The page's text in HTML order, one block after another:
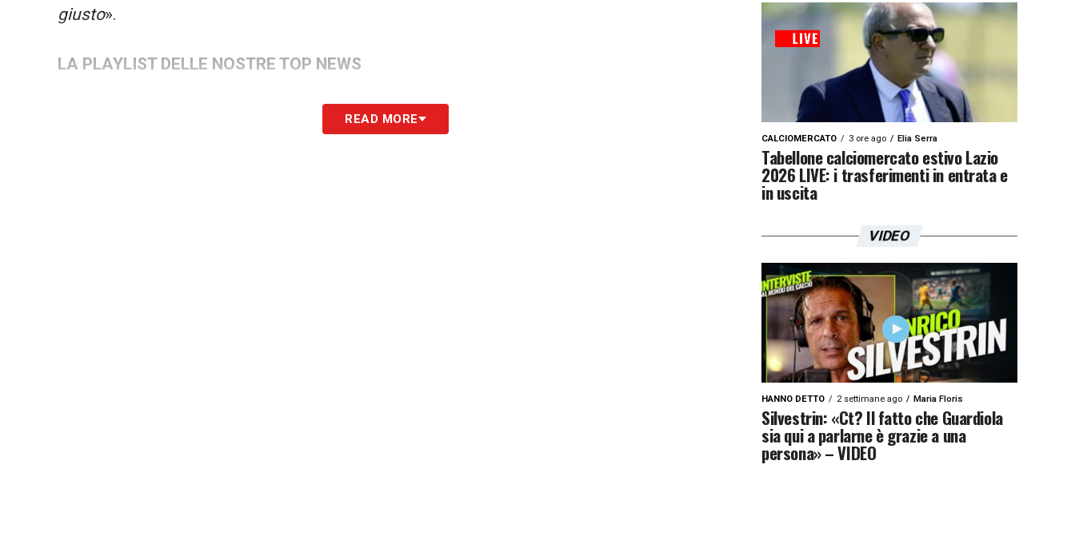
giusto».
LA PLAYLIST DELLE NOSTRE TOP NEWS
READ MORE
CALCIOMERCATO 3 ore ago Elia Serra
Tabellone calciomercato estivo Lazio
2026 LIVE: i trasferimenti in entrata e
in uscita
VIDEO
HANNO DETTO 2 settimane ago Maria Floris
Silvestrin: «Ct? Il fatto che Guardiola
sia qui a parlarne è grazie a una
persona» – VIDEO